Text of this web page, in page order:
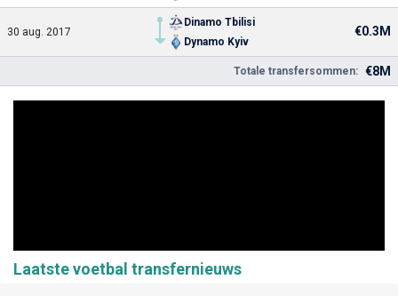
30 aug. 2017
Dinamo Tbilisi
Dynamo Kyiv
€0.3M
Totale transfersommen: €8M
Laatste voetbal transfernieuws